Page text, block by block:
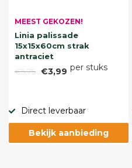
MEEST GEKOZEN!
Linia palissade
15x15x60cm strak
antraciet
€5,75 €3,99 per stuks
Direct leverbaar
Bekijk aanbieding